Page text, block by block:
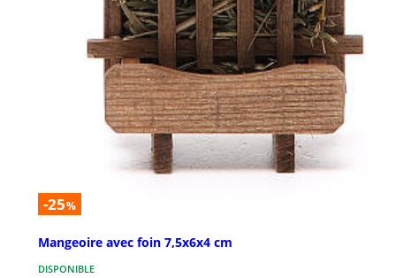
-25%
Mangeoire avec foin 7,5x6x4 cm
DISPONIBLE